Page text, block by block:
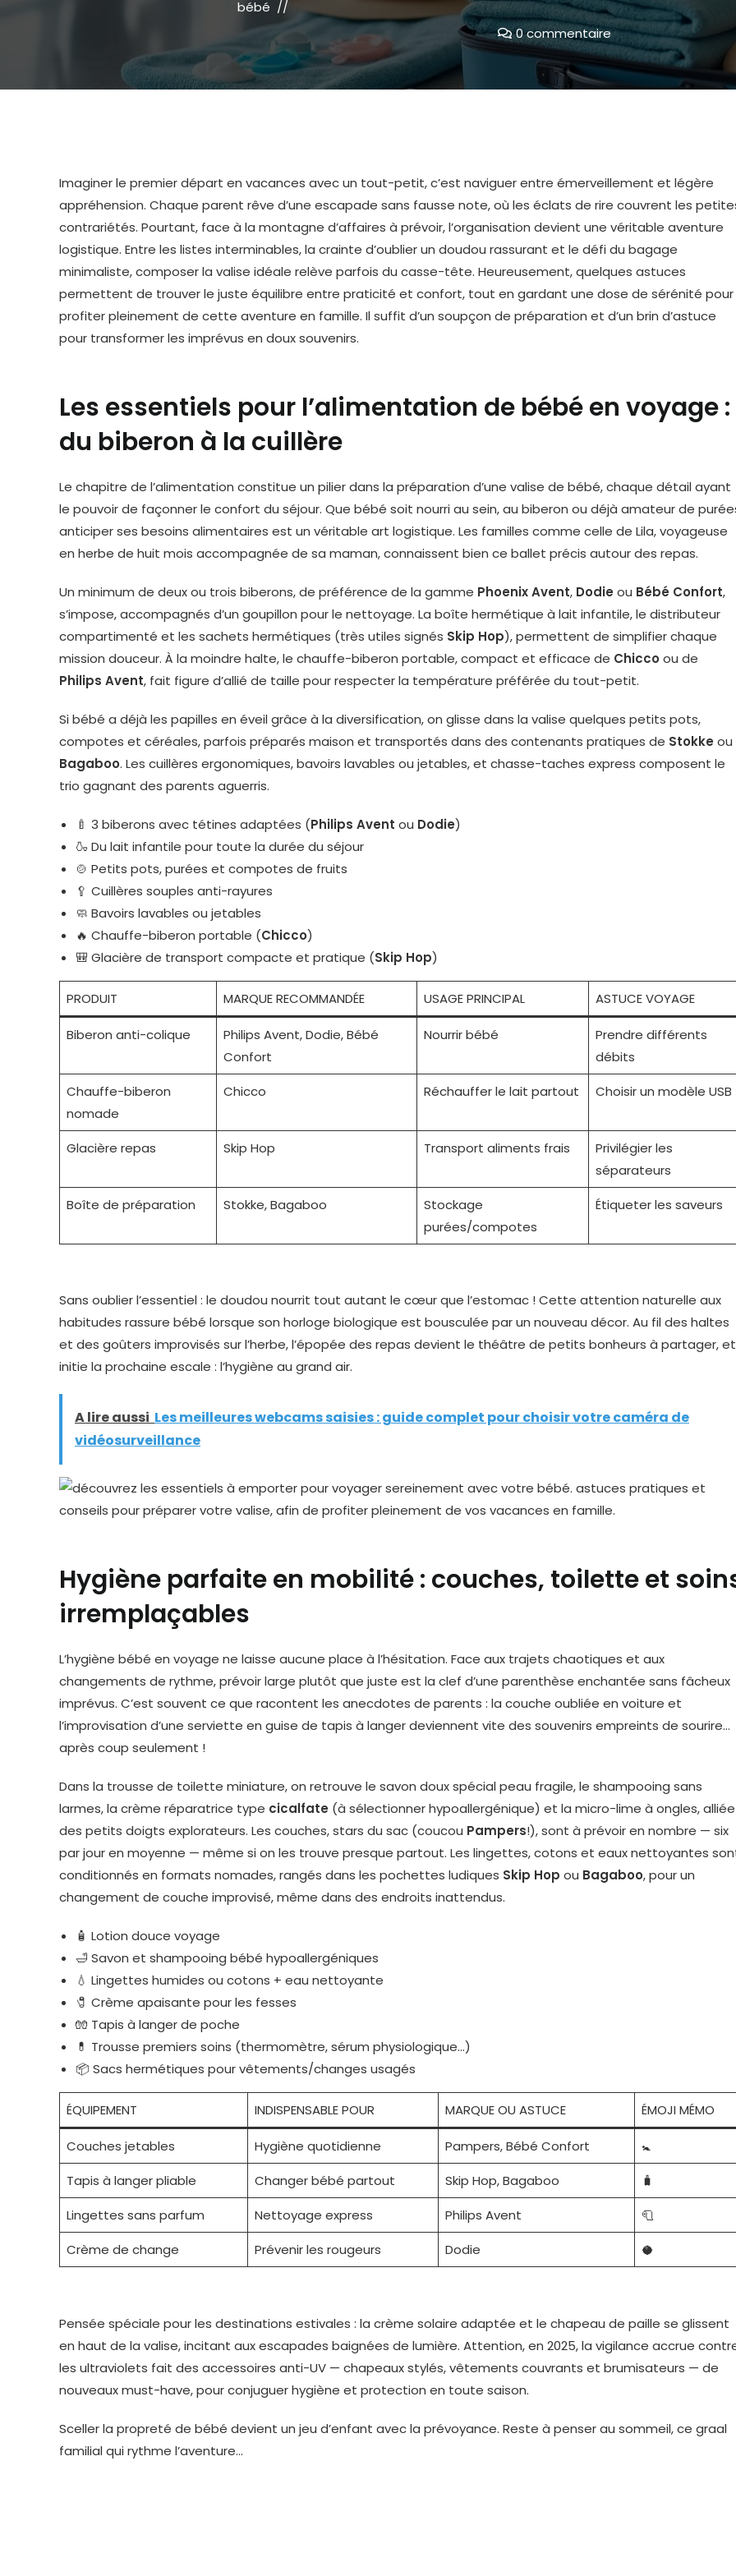
bébé
0 commentaire
Imaginer le premier départ en vacances avec un tout-petit, c’est naviguer entre émerveillement et légère
appréhension. Chaque parent rêve d’une escapade sans fausse note, où les éclats de rire couvrent les
contrariétés. Pourtant, face à la montagne d’affaires à prévoir, l’organisation devient une véritable aventure
logistique. Entre les listes interminables, la crainte d’oublier un doudou rassurant et le défi du bagage
minimaliste, composer la valise idéale relève parfois du casse-tête. Heureusement, quelques astuces
permettent de trouver le juste équilibre entre praticité et confort, tout en gardant une dose de sérénité pour
profiter pleinement de cette aventure en famille. Il suffit d’un soupçon de préparation et d’un brin d’astuce
pour transformer les imprévus en doux souvenirs.
Les essentiels pour l’alimentation de bébé en voyage :
du biberon à la cuillère
Le chapitre de l’alimentation constitue un pilier dans la préparation d’une valise de bébé, chaque détail ayant
le pouvoir de façonner le confort du séjour. Que bébé soit nourri au sein, au biberon ou déjà amateur de
anticiper ses besoins alimentaires est un véritable art logistique. Les familles comme celle de Lila, voyageuse
en herbe de huit mois accompagnée de sa maman, connaissent bien ce ballet précis autour des repas.
Un minimum de deux ou trois biberons, de préférence de la gamme Phoenix Avent, Dodie ou Bébé Confort,
s’impose, accompagnés d’un goupillon pour le nettoyage. La boîte hermétique à lait infantile, le distributeur
compartimenté et les sachets hermétiques (très utiles signés Skip Hop), permettent de simplifier chaque
mission douceur. À la moindre halte, le chauffe-biberon portable, compact et efficace de Chiccoou de
Philips Avent, fait figure d’allié de taille pour respecter la température préférée du tout-petit.
Si bébé a déjà les papilles en éveil grâce à la diversification, on glisse dans la valise quelques petits pots,
compotes et céréales, parfois préparés maison et transportés dans des contenants pratiques de Stokke ou
Bagaboo. Les cuillères ergonomiques, bavoirs lavables ou jetables, et chasse-taches express composent le
trio gagnant des parents aguerris.
🍼 3 biberons avec tétines adaptées (Philips Avent ou Dodie)
🍶 Du lait infantile pour toute la durée du séjour
🍲 Petits pots, purées et compotes de fruits
🥄 Cuillères souples anti-rayures
🧼 Bavoirs lavables ou jetables
🔥 Chauffe-biberon portable (Chicco)
🎒 Glacière de transport compacte et pratique (Skip Hop)
PRODUIT MARQUE RECOMMANDÉE USAGE PRINCIPAL ASTUCE VOYAGE
Biberon anti-colique
Philips Avent, Dodie, Bébé
Confort
Nourrir bébé
Prendre différents
débits
Chauffe-biberon
nomade
Chicco Réchauffer le lait partout Choisir un modèle USB
Glacière repas Skip Hop Transport aliments frais
Privilégier les
séparateurs
Boîte de préparation
Stokke, Bagaboo
Stockage
purées/compotes
Étiqueter les saveurs
Sans oublier l’essentiel : le doudou nourrit tout autant le cœur que l’estomac ! Cette attention naturelle aux
habitudes rassure bébé lorsque son horloge biologique est bousculée par un nouveau décor. Au fil des haltes
et des goûters improvisés sur l’herbe, l’épopée des repas devient le théâtre de petits bonheurs à partager, et
initie la prochaine escale : l’hygiène au grand air.
A lire aussi Les meilleures webcams saisies : guide complet pour choisir votre caméra de
vidéosurveillance
Hygiène parfaite en mobilité : couches, toilette et
irremplaçables
L’hygiène bébé en voyage ne laisse aucune place à l’hésitation. Face aux trajets chaotiques et aux
changements de rythme, prévoir large plutôt que juste est la clef d’une parenthèse enchantée sans fâcheux
imprévus. C’est souvent ce que racontent les anecdotes de parents : la couche oubliée en voiture et
l’improvisation d’une serviette en guise de tapis à langer deviennent vite des souvenirs empreints de sourire…
après coup seulement !
Dans la trousse de toilette miniature, on retrouve le savon doux spécial peau fragile, le shampooing sans
larmes, la crème réparatrice type cicalfate (à sélectionner hypoallergénique) et la micro-lime à ongles, alliée
des petits doigts explorateurs. Les couches, stars du sac (coucou Pampers!), sont à prévoir en nombre — six
par jour en moyenne — même si on les trouve presque partout. Les lingettes, cotons et eaux nettoyantes
conditionnés en formats nomades, rangés dans les pochettes ludiques Skip Hop ou Bagaboo, pour un
changement de couche improvisé, même dans des endroits inattendus.
🧴 Lotion douce voyage
🛁 Savon et shampooing bébé hypoallergéniques
💧 Lingettes humides ou cotons + eau nettoyante
🧷 Crème apaisante pour les fesses
🧤 Tapis à langer de poche
💊 Trousse premiers soins (thermomètre, sérum physiologique…)
📦 Sacs hermétiques pour vêtements/changes usagés
ÉQUIPEMENT INDISPENSABLE POUR MARQUE OU ASTUCE ÉMOJI MÉMO
Couches jetables Hygiène quotidienne Pampers, Bébé Confort
🚼
Tapis à langer pliable
Changer bébé partout Skip Hop, Bagaboo
🧳
Lingettes sans parfum
Nettoyage express Philips Avent
🧻
Crème de change
Prévenir les rougeurs Dodie 🥥
Pensée spéciale pour les destinations estivales : la crème solaire adaptée et le chapeau de paille se glissent
en haut de la valise, incitant aux escapades baignées de lumière. Attention, en 2025, la vigilance accrue
les ultraviolets fait des accessoires anti-UV — chapeaux stylés, vêtements couvrants et brumisateurs — de
nouveaux must-have, pour conjuguer hygiène et protection en toute saison.
Sceller la propreté de bébé devient un jeu d’enfant avec la prévoyance. Reste à penser au sommeil, ce graal
familial qui rythme l’aventure…